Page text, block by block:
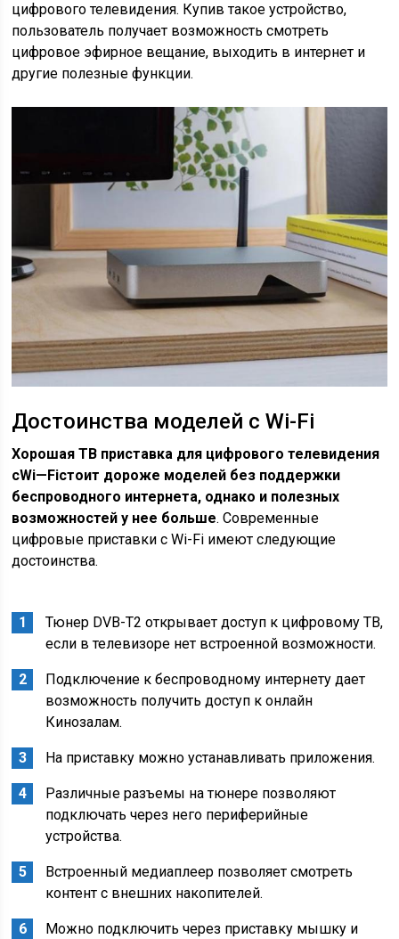
цифрового телевидения. Купив такое устройство,
пользователь получает возможность смотреть
цифровое эфирное вещание, выходить в интернет и
другие полезные функции.
Достоинства моделей с Wi-Fi
Хорошая ТВ приставка для цифрового телевидения
сWi— Fiстоит дороже моделей без поддержки
беспроводного интернета, однако и полезных
возможностей у нее больше. Современные
цифровые приставки с Wi-Fi имеют следующие
достоинства.
Тюнер DVB-T2 открывает доступ к цифровому ТВ,
если в телевизоре нет встроенной возможности.
Подключение к беспроводному интернету дает
возможность получить доступ к онлайн
Кинозалам.
На приставку можно устанавливать приложения.
Различные разъемы на тюнере позволяют
подключать через него периферийные
устройства.
Встроенный медиаплеер позволяет смотреть
контент с внешних накопителей.
Можно подключить через приставку мышку и